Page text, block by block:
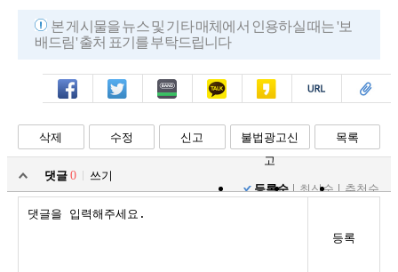
본 게시물을 뉴스 및 기타 매체에서 인용하실 때는 '보
배드림' 출처 표기를 부탁드립니다
페북 트윗 밴드 카톡 카스 복사 스크랩
삭제 수정 신고
불법광고신
고
목록
댓글 0
쓰기
등록순
최신순 추천순
등록